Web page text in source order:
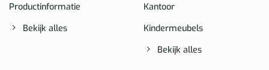
Productinformatie
Bekijk alles
Kantoor
Kindermeubels
Bekijk alles